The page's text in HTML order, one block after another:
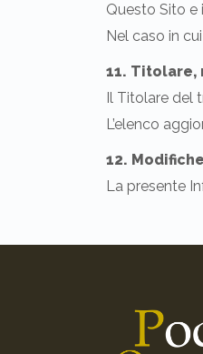
Questo Sito e
Nel caso in
11. Titolare,
Il Titolare del
L’elenco
12.
La presente